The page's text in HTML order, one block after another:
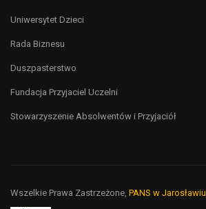
Uniwersytet Dzieci
Rada Biznesu
Duszpasterstwo
Fundacja Przyjaciel Uczelni
Stowarzyszenie Absolwentów i Przyjaciół
Wszelkie Prawa Zastrzeżone, PANS w Jarosławiu